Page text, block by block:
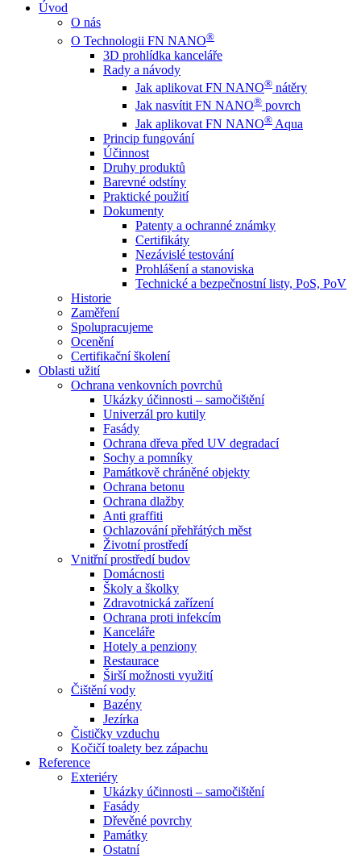
Úvod
O nás
O Technologii FN NANO®
3D prohlídka kanceláře
Rady a návody
Jak aplikovat FN NANO® nátěry
Jak nasvítit FN NANO® povrch
Jak aplikovat FN NANO® Aqua
Princip fungování
Účinnost
Druhy produktů
Barevné odstíny
Praktické použití
Dokumenty
Patenty a ochranné známky
Certifikáty
Nezávislé testování
Prohlášení a stanoviska
Technické a bezpečnostní listy, PoS, PoV
Historie
Zaměření
Spolupracujeme
Ocenění
Certifikační školení
Oblasti užití
Ochrana venkovních povrchů
Ukázky účinnosti – samočištění
Univerzál pro kutily
Fasády
Ochrana dřeva před UV degradací
Sochy a pomníky
Památkově chráněné objekty
Ochrana betonu
Ochrana dlažby
Anti graffiti
Ochlazování přehřátých měst
Životní prostředí
Vnitřní prostředí budov
Domácnosti
Školy a školky
Zdravotnická zařízení
Ochrana proti infekcím
Kanceláře
Hotely a penziony
Restaurace
Širší možnosti využití
Čištění vody
Bazény
Jezírka
Čističky vzduchu
Kočičí toalety bez zápachu
Reference
Exteriéry
Ukázky účinnosti – samočištění
Fasády
Dřevěné povrchy
Památky
Ostatní